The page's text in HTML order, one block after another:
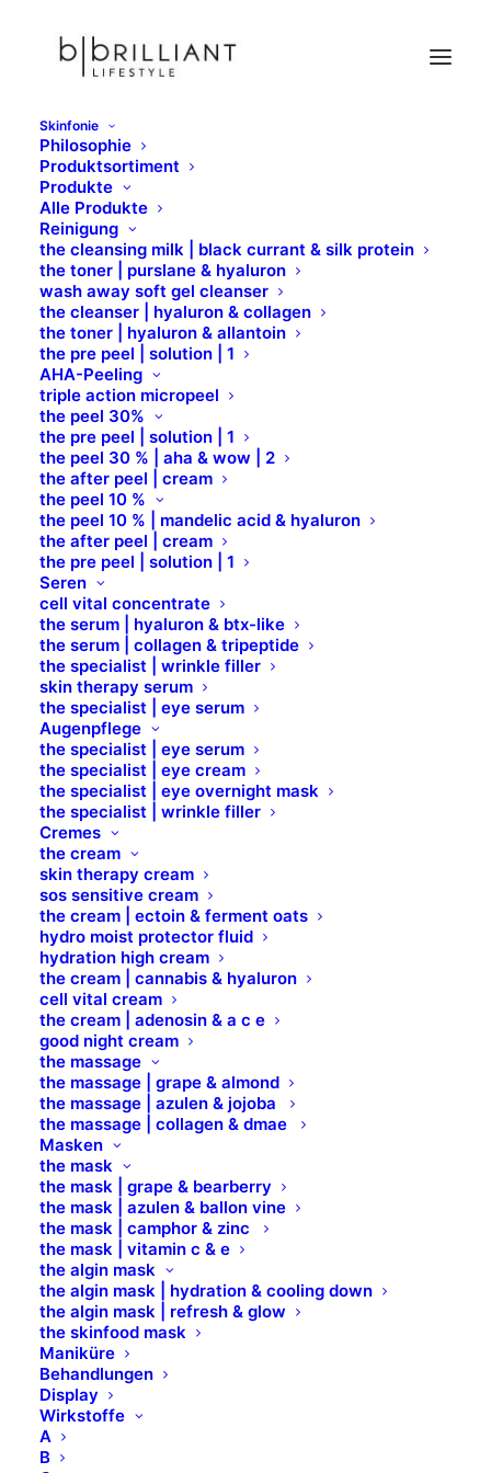
Skinfonie
Philosophie
Produktsortiment
Produkte
Alle Produkte
Reinigung
the cleansing milk | black currant & silk protein
the toner | purslane & hyaluron
wash away soft gel cleanser
the cleanser | hyaluron & collagen
the toner | hyaluron & allantoin
the pre peel | solution | 1
AHA-Peeling
triple action micropeel
the peel 30%
the pre peel | solution | 1
the peel 30 % | aha & wow | 2
the after peel | cream
the peel 10 %
the peel 10 % | mandelic acid & hyaluron
the after peel | cream
the pre peel | solution | 1
Seren
cell vital concentrate
the serum | hyaluron & btx-like
the serum | collagen & tripeptide
the specialist | wrinkle filler
skin therapy serum
the specialist | eye serum
Augenpflege
the specialist | eye serum
the specialist | eye cream
the specialist | eye overnight mask
the specialist | wrinkle filler
Cremes
the cream
skin therapy cream
sos sensitive cream
the cream | ectoin & ferment oats
hydro moist protector fluid
hydration high cream
the cream | cannabis & hyaluron
cell vital cream
the cream | adenosin & a c e
good night cream
the massage
the massage | grape & almond
the massage | azulen & jojoba
the massage | collagen & dmae
Masken
the mask
the mask | grape & bearberry
the mask | azulen & ballon vine
the mask | camphor & zinc
the mask | vitamin c & e
the algin mask
the algin mask | hydration & cooling down
the algin mask | refresh & glow
the skinfood mask
Maniküre
Behandlungen
Display
Wirkstoffe
A
B
the night cream | dmae & ferment manna
Home Skinfonie
the night cream | dmae & ferment manna
the night cream |
dmae & ferment
manna
collagen |mandelic | babassu
renewal | firming | protection
24 h
the night cream | dmae & ferment manna ist eine
stark regenerierende, straffende und intensiv
feuchtigkeitsspendende Nachtcreme für die
normale, reife, feuchtigkeitsarme sowie erschlaffte
Haut. DMAE, ein wichtiger Protagonist in unserer
Haut, wirkt intensiv aufpolsternd, glättend und
straffend und wirkt altersbedingten Hautflecken
positiv entgegen. Fermentierter Manna, im alten
Rom Honigtau oder Sternentropfen genannt,
bezeichnet den kostbaren Eschenextrakt. Er schützt
die Zellen vor osmotischem Stress und ihre
Zellverbindungen, befeuchtet die Haut 24 Stunden
lang nach der ersten Anwendung und reduziert
Falten. Kollagen und Hyaluronsäure spenden
intensive Hydratisierung. Mandelsäure stimuliert die
Kollagen-Synthese und aktiviert die Regeneration.
Süßmandel- und Babassuöl nähren intensiv. Dank
des aufpolsternden, glättenden und straffenden
Effektes ist diese Creme ideal für die reife,
atrophische und regnerationsbedürftige Haut.